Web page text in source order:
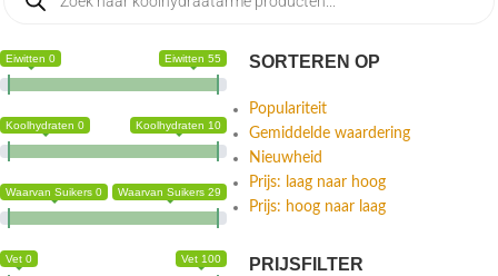
Eiwitten 0 Eiwitten 55
Koolhydraten 0 Koolhydraten 10
Waarvan Suikers 0 Waarvan Suikers 29
Vet 0 Vet 100
SORTEREN OP
Populariteit
Gemiddelde waardering
Nieuwheid
Prijs: laag naar hoog
Prijs: hoog naar laag
PRIJSFILTER